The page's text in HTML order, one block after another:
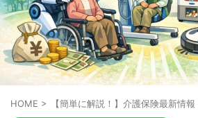
HOME > 【簡単に解説！】介護保険最新情報